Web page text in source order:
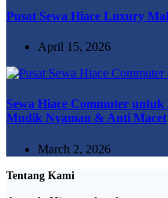
Pusat Sewa Hiace Luxury
April 15, 2026
Sewa Hiace Commuter
Mudik Nyaman & Anti Macet
March 2, 2026
Tentang Kami